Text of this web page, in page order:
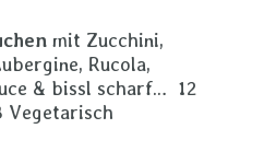
mit Zucchini,
Rucola,
& bissl scharf… 12